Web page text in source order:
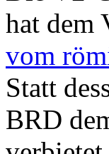
hat dem
vom
Statt
BRD